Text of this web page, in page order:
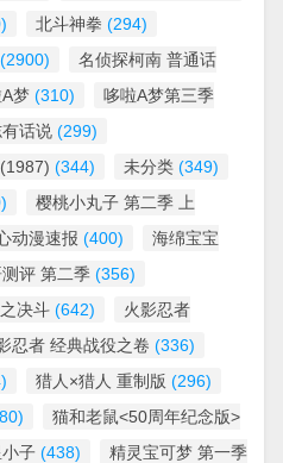
北斗神拳 (294)
(2900)
名侦探柯南 普通话
梦 (310)
哆啦A梦第三季
话说 (299)
(344) 未分类 (349)
樱桃小丸子 第二季 上
动漫速报 (400)
海绵宝宝
评 第二季 (356)
决斗 (642)
火影忍者
忍者 经典战役之卷 (336)
猎人×猎人 重制版 (296)
猫和老鼠<50周年纪念版>
子 (438)
精灵宝可梦 第一季